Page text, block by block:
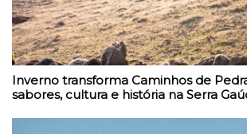
Inverno transforma Caminhos de
sabores, cultura e história na Serra